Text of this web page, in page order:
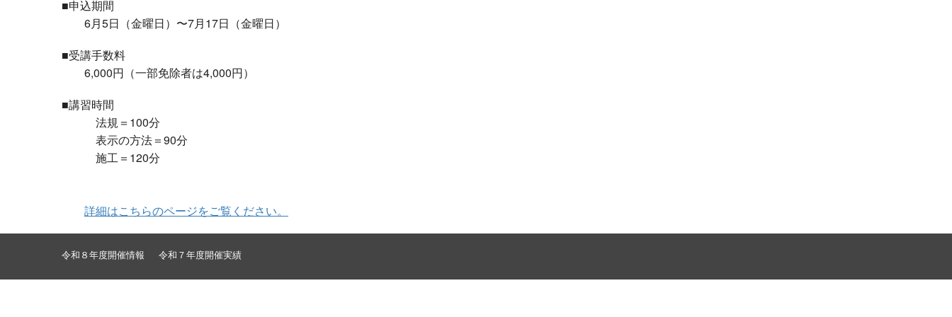
■申込期間
6月5日（金曜日）〜7月17日（金曜日）
■受講手数料
6,000円（一部免除者は4,000円）
■講習時間
法規＝100分
表示の方法＝90分
施工＝120分
詳細はこちらのページをご覧ください。
令和８年度開催情報 令和７年度開催実績